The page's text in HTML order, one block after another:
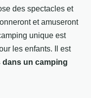
des spectacles et
et amuseront
unique est
les enfants. Il est
dans un camping